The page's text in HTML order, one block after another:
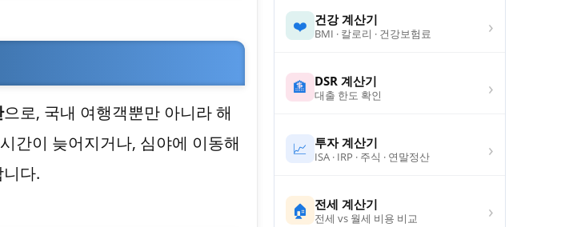
으로, 국내 여행객뿐만 아니라 해
간이 늦어지거나, 심야에 이동해
다.
❤️ 건강 계산기
BMI · 칼로리 · 건강보험료 ›
🏦 DSR 계산기
대출 한도 확인 ›
📈 투자 계산기
ISA · IRP · 주식 · 연말정산 ›
🏠 전세 계산기
전세 vs 월세 비용 비교 ›